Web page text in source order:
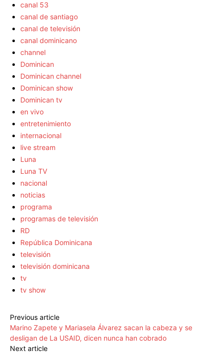
canal 53
canal de santiago
canal de televisión
canal dominicano
channel
Dominican
Dominican channel
Dominican show
Dominican tv
en vivo
entretenimiento
internacional
live stream
Luna
Luna TV
nacional
noticias
programa
programas de televisión
RD
República Dominicana
televisión
televisión dominicana
tv
tv show
Previous article
Marino Zapete y Mariasela Álvarez sacan la cabeza y se
desligan de La USAID, dicen nunca han cobrado
Next article